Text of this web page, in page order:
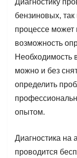
Диагностику
бензиновых,
процессе может
возможность
Необходимость
можно и без
определить
опытом.
Диагностика на
проводится